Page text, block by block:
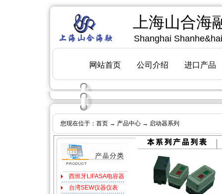
您现在位于： 首页→ 产品中心→ 启动器系列